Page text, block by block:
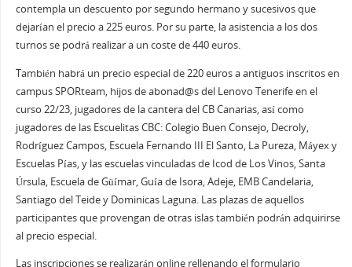
contempla un descuento por segundo hermano y sucesivos que
dejarían el precio a 225 euros. Por su parte, la asistencia a los dos
turnos se podrá realizar a un coste de 440 euros.
También habrá un precio especial de 220 euros a antiguos inscritos en
campus SPORteam, hijos de abonad@s del Lenovo Tenerife en el
curso 22/23, jugadores de la cantera del CB Canarias, así como
jugadores de las Escuelitas CBC: Colegio Buen Consejo, Decroly,
Rodríguez Campos, Escuela Fernando III El Santo, La Pureza, Máyex y
Escuelas Pías, y las escuelas vinculadas de Icod de Los Vinos, Santa
Úrsula, Escuela de Güímar, Guía de Isora, Adeje, EMB Candelaria,
Santiago del Teide y Dominicas Laguna. Las plazas de aquellos
participantes que provengan de otras islas también podrán adquirirse
al precio especial.
Las inscripciones se realizarán online rellenando el formulario